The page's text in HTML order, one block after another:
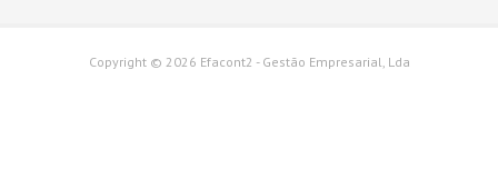
Copyright © 2026 Efacont2 - Gestão Empresarial, Lda